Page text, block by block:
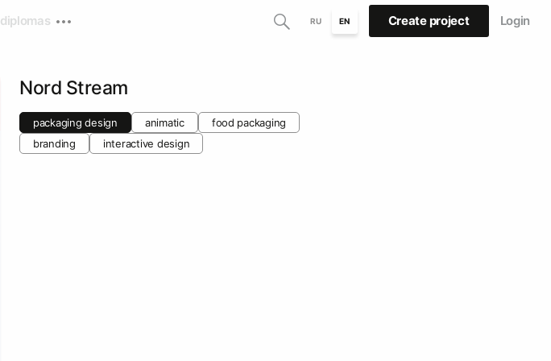
diplomas RU EN Create project Login
Nord Stream
packaging design animatic
food packaging
branding
interactive design